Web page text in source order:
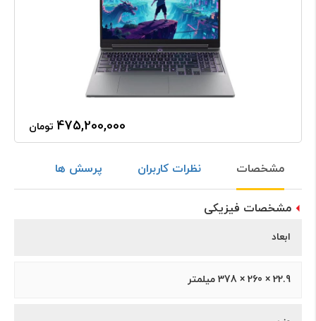
475,200,000 تومان
مشخصات نظرات کاربران پرسش ها
مشخصات فیزیکی
ابعاد
22.9 × 260 × 378 میلمتر